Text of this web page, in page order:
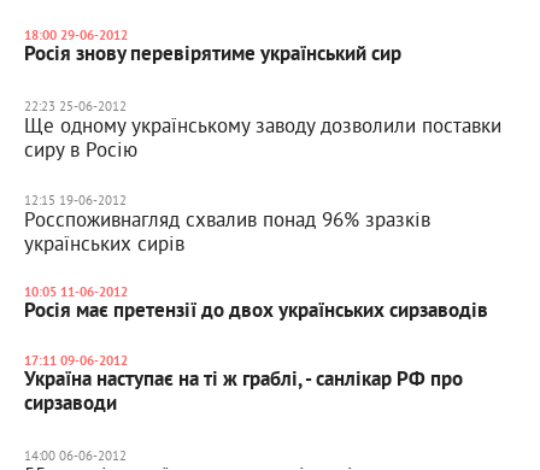
18:00 29-06-2012
Росія знову перевірятиме український сир
22:23 25-06-2012
Ще одному українському заводу дозволили поставки
сиру в Росію
12:15 19-06-2012
Росспоживнагляд схвалив понад 96% зразків
українських сирів
10:05 11-06-2012
Росія має претензії до двох українських сирзаводів
17:11 09-06-2012
Україна наступає на ті ж граблі, - санлікар РФ про
сирзаводи
14:00 06-06-2012